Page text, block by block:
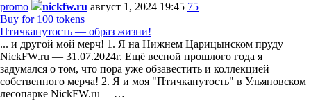
promo nickfw.ru август 1, 2024 19:45 75
Buy for 100 tokens
Птичканутость — образ жизни!
... и другой мой мерч! 1. Я на Нижнем Царицынском пруду
NickFW.ru — 31.07.2024г. Ещё весной прошлого года я
задумался о том, что пора уже обзавестить и коллекцией
собственного мерча! 2. Я и моя "Птичканутость" в Ульяновском
лесопарке NickFW.ru —…